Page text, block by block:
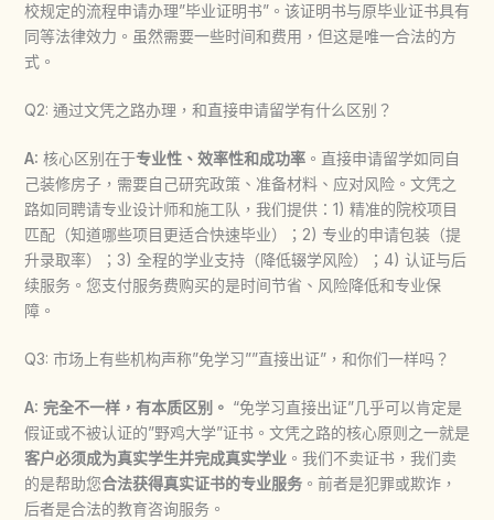
校规定的流程申请办理”毕业证明书”。该证明书与原毕业证书具有
同等法律效力。虽然需要一些时间和费用，但这是唯一合法的方
式。
Q2: 通过文凭之路办理，和直接申请留学有什么区别？
A: 核心区别在于专业性、效率性和成功率。直接申请留学如同自
己装修房子，需要自己研究政策、准备材料、应对风险。文凭之
路如同聘请专业设计师和施工队，我们提供：1) 精准的院校项目
匹配（知道哪些项目更适合快速毕业）；2) 专业的申请包装（提
升录取率）；3) 全程的学业支持（降低辍学风险）；4) 认证与后
续服务。您支付服务费购买的是时间节省、风险降低和专业保
障。
Q3: 市场上有些机构声称”免学习””直接出证”，和你们一样吗？
A: 完全不一样，有本质区别。 “免学习直接出证”几乎可以肯定是
假证或不被认证的”野鸡大学”证书。文凭之路的核心原则之一就是
客户必须成为真实学生并完成真实学业。我们不卖证书，我们卖
的是帮助您合法获得真实证书的专业服务。前者是犯罪或欺诈，
后者是合法的教育咨询服务。